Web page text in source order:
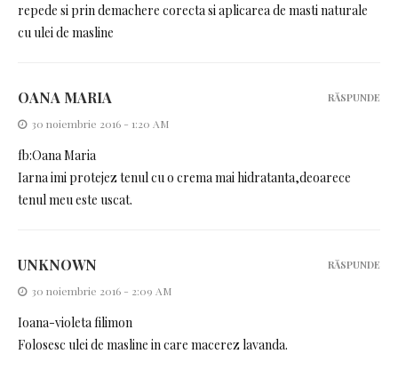
repede si prin demachere corecta si aplicarea de masti naturale
cu ulei de masline
OANA MARIA
30 noiembrie 2016 - 1:20 AM
fb:Oana Maria
Iarna imi protejez tenul cu o crema mai hidratanta,deoarece
tenul meu este uscat.
RĂSPUNDE
UNKNOWN
30 noiembrie 2016 - 2:09 AM
Ioana-violeta filimon
Folosesc ulei de masline in care macerez lavanda.
RĂSPUNDE